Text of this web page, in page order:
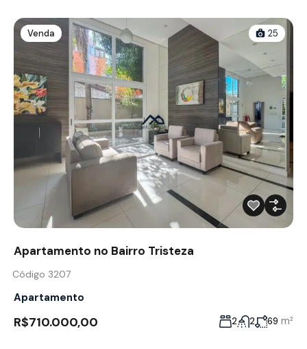
Venda 25
Apartamento no Bairro Tristeza
Código 3207
Apartamento
R$710.000,00 2 2 69 m²